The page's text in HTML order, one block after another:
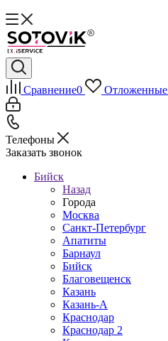
Сравнение0 Отложенные
Телефоны
Заказать звонок
Бийск
Назад
Города
Москва
Санкт-Петербург
Апатиты
Барнаул
Бийск
Благовещенск
Казань
Казань-А
Краснодар
Краснодар 2